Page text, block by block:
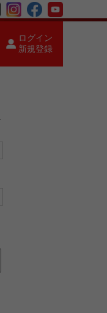
ログイン
新規登録